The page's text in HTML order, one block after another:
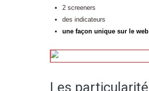
2 screeners
des indicateurs
une façon unique sur le
Les